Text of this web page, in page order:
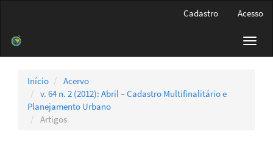
Barra
Cadastro Acesso
Início
Acervo
v. 64 n. 2 (2012): Abril – Cadastro Multifinalitário e
Planejamento Urbano
Artigos